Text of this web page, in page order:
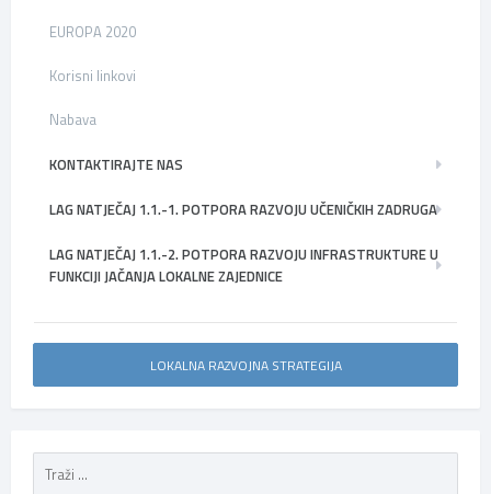
EUROPA 2020
Korisni linkovi
Nabava
KONTAKTIRAJTE NAS
LAG NATJEČAJ 1.1.-1. POTPORA RAZVOJU UČENIČKIH ZADRUGA
LAG NATJEČAJ 1.1.-2. POTPORA RAZVOJU INFRASTRUKTURE U
FUNKCIJI JAČANJA LOKALNE ZAJEDNICE
LOKALNA RAZVOJNA STRATEGIJA